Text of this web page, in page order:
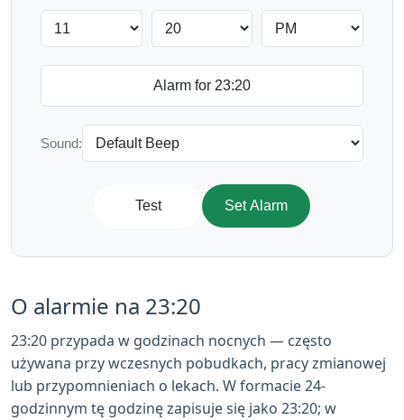
Sound:
Test Set Alarm
O alarmie na 23:20
23:20 przypada w godzinach nocnych — często
używana przy wczesnych pobudkach, pracy zmianowej
lub przypomnieniach o lekach. W formacie 24-
godzinnym tę godzinę zapisuje się jako 23:20; w